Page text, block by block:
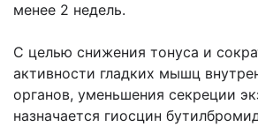
менее 2 недель.
С целью снижения тонуса и
активности гладких мышц
органов, уменьшения секреции
назначается гиосцин